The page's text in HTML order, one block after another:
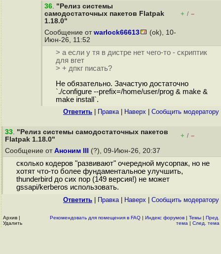
36. "Релиз системы
самодостаточных пакетов Flatpak
1.18.0"
+ / –
Сообщение от warlock66613
(ok), 10-
Июн-26, 11:52
> а если у тя в дистре нет чего-то - скриптик
для вгет
> + дпкг писать?
Не обязательно. Зачастую достаточно
`./configure --prefix=/home/user/prog & make &
make install`.
Ответить Правка| Наверх Cообщить модератору
33. "Релиз системы самодостаточных пакетов
Flatpak 1.18.0"
+ / –
Сообщение от Аноним III (?), 09-Июн-26, 20:37
сколько кодеров "развивают" очередной мусорпак, но не
хотят что-то более фундаментальное улучшить,
thunderbird до сих пор (149 версия!) не может
gssapi/kerberos использовать.
Ответить Правка| Наверх Cообщить модератору
Архив |
Удалить
Рекомендовать для помещения в FAQ | Индекс форумов | Темы | Пред.
тема | След. тема